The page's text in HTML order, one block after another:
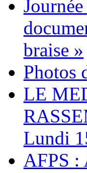
braise »
Photos
LE
Lundi
AFPS :